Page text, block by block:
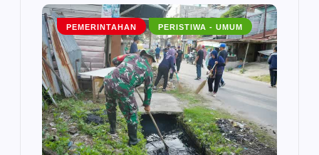
PEMERINTAHAN PERISTIWA - UMUM